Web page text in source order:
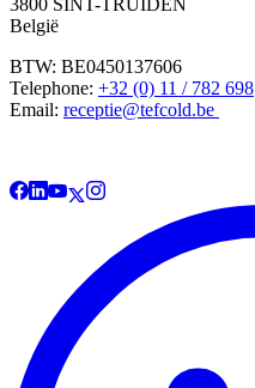
3800 SINT-TRUIDEN
België
BTW: BE0450137606
Telephone: +32 (0) 11 / 782 698
Email: receptie@tefcold.be